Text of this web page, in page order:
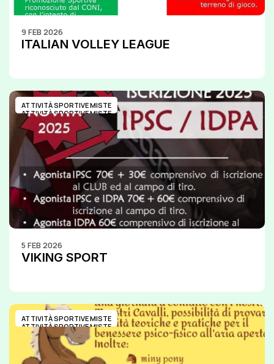
9 FEB 2026
ITALIAN VOLLEY LEAGUE
ATTIVITÀ SPORTIVE MISTE
ATTIVITÀ SPORTIVE MISTE
5 FEB 2026
VIKING SPORT
ATTIVITÀ SPORTIVE MISTE
ATTIVITÀ SPORTIVE MISTE